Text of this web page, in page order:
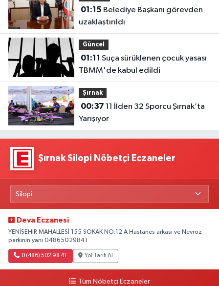
01:15
uzaklaştırıldı
Güncel
01:11
TBMM'de kabul edildi
Şırnak
00:37
Yarışıyor
Şırnak Silopi Nöbetçi Eczaneler
Deva Eczanesi
YENİŞEHİR MAHALLESİ 155 SOKAK NO:12 A Hastanes arkası ve Nevroz
parkının yanı 04865029841
0 (486) 502 98 41 Yol Tarifi Al
Tüm Nöbetçi Eczaneler